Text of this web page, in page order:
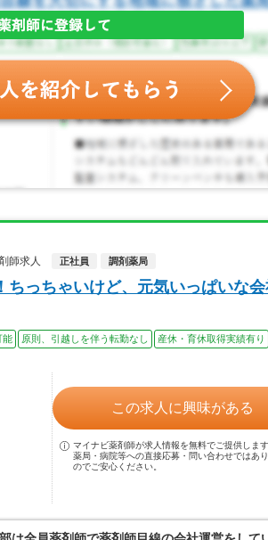
師求人
正社員 調剤薬局
ちっちゃいけど、元気いっぱいな
能 原則、引越しを伴う転勤なし 産休・育休取得実績有り
この求人に興味がある
マイナビ薬剤師が求人情報を無料でご提供します
薬局・病院等への直接応募・問い合わせではあ
のでご安心ください。